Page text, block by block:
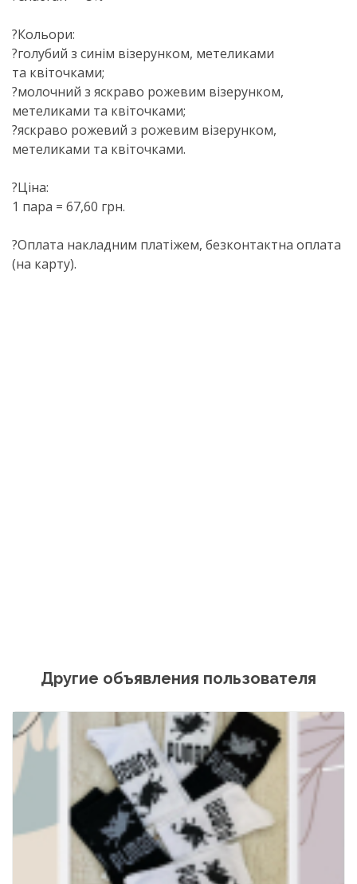
?Кольори:
?голубий з синім візерунком, метеликами
та квіточками;
?молочний з яскраво рожевим візерунком,
метеликами та квіточками;
?яскраво рожевий з рожевим візерунком,
метеликами та квіточками.
?Ціна:
1 пара = 67,60 грн.
?Оплата накладним платіжем, безконтактна оплата
(на карту).
Другие объявления пользователя